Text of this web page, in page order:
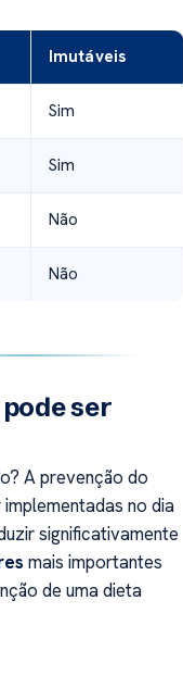
Imutáveis
Sim
Sim
Não
Não
ser
A prevenção do
no dia
significativamente
mais importantes
de uma dieta